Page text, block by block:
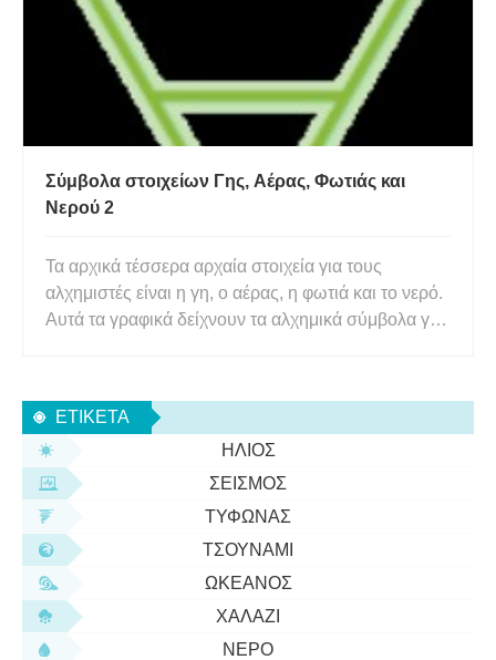
Σύμβολα στοιχείων Γης, Αέρας, Φωτιάς και
Νερού 2
Τα αρχικά τέσσερα αρχαία στοιχεία για τους
αλχημιστές είναι η γη, ο αέρας, η φωτιά και το νερό.
Αυτά τα γραφικά δείχνουν τα αλχημικά σύμβολα για
της Γης. Σύμβολο αλχημείας για το στοιχείο του αέρ
ΕΤΙΚΈΤΑ
ΉΛΙΟΣ
ΣΕΙΣΜΌΣ
ΤΥΦΏΝΑΣ
ΤΣΟΥΝΆΜΙ
ΩΚΕΑΝΌΣ
ΧΑΛΆΖΙ
ΝΕΡΌ